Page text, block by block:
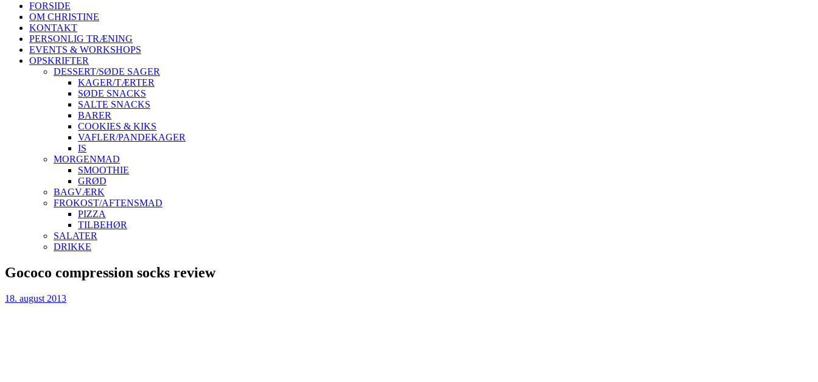
FORSIDE
OM CHRISTINE
KONTAKT
PERSONLIG TRÆNING
EVENTS & WORKSHOPS
OPSKRIFTER
DESSERT/SØDE SAGER
KAGER/TÆRTER
SØDE SNACKS
SALTE SNACKS
BARER
COOKIES & KIKS
VAFLER/PANDEKAGER
IS
MORGENMAD
SMOOTHIE
GRØD
BAGVÆRK
FROKOST/AFTENSMAD
PIZZA
TILBEHØR
SALATER
DRIKKE
Skip
to
Gococo compression socks review
18. august 2013